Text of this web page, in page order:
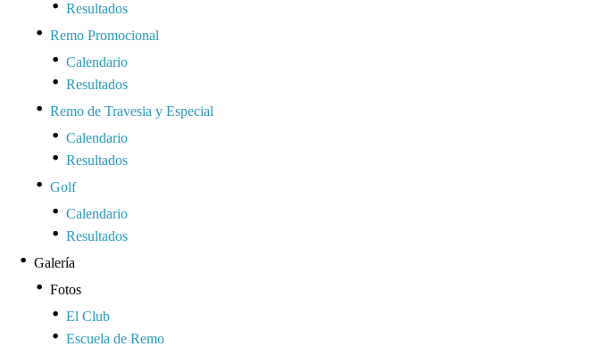
Resultados
Remo Promocional
Calendario
Resultados
Remo de Travesia y Especial
Calendario
Resultados
Golf
Calendario
Resultados
Galería
Fotos
El Club
Escuela de Remo